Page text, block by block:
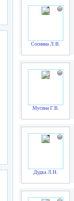
Соснина Л.В.
Мусина Г.В.
Дудка Л.Н.